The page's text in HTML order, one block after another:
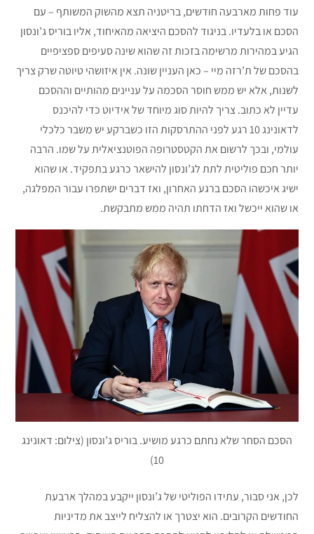
עוד פחות מארבעה חודשים, בריטניה תצא מהשוק המשותף – עם
הסכם או בלעדיו. בניגוד להסכם היציאה מהאיחוד, אליו בוריס ג’ונסון
הגיע במהירות מרשימה בזכות זה שהוא שינה סעיפים ספציפיים
בהסכם של ת’רזה מיי – כאן העניין שונה. אין איזושהי טיוטה שרק צריך
לשנות, אלא יש ממש חוסר הסכמה על עניינים מהותיים וההסכם
עדיין לא כתוב. צריך להיות סוג מיוחד של אידיוט כדי להיכנס
לדאונינג 10 רגע לפני ההתרסקות הזו כשברקע יש משבר כלכלי
עולמי, ובכך לרשום את הקטסטרופה הפוטנציאלית על שמו. הרבה
יותר חכם פוליטית לתת לג’ונסון להישאר כרגע בתפקיד. או שהוא
ישיג איכשהו הסכם ברגע האחרון, ואז דברים ישתפרו עבור המפלגה,
או שהוא ייכשל ואז הדחתו תהיה ממש מתבקשת.
הסכם הסחר שלא נחתם כרגע מושיע. בוריס ג’ונסון (צילום: דאונינג
10)
לכן, אני סבור, עתידו הפוליטי של ג’ונסון ייקבע במהלך ארבעת
החודשים הקרובים. הוא יצטרך או להצליח לייצב את מדיניות